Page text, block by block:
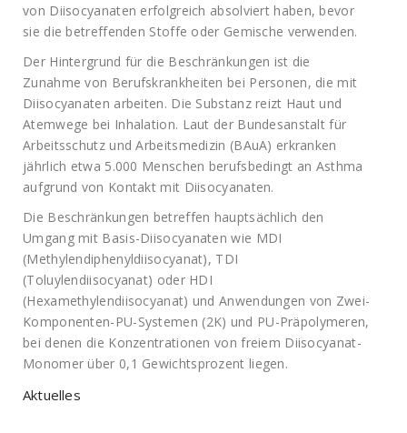
von Diisocyanaten erfolgreich absolviert haben, bevor
sie die betreffenden Stoffe oder Gemische verwenden.
Der Hintergrund für die Beschränkungen ist die
Zunahme von Berufskrankheiten bei Personen, die mit
Diisocyanaten arbeiten. Die Substanz reizt Haut und
Atemwege bei Inhalation. Laut der Bundesanstalt für
Arbeitsschutz und Arbeitsmedizin (BAuA) erkranken
jährlich etwa 5.000 Menschen berufsbedingt an Asthma
aufgrund von Kontakt mit Diisocyanaten.
Die Beschränkungen betreffen hauptsächlich den
Umgang mit Basis-Diisocyanaten wie MDI
(Methylendiphenyldiisocyanat), TDI
(Toluylendiisocyanat) oder HDI
(Hexamethylendiisocyanat) und Anwendungen von Zwei-
Komponenten-PU-Systemen (2K) und PU-Präpolymeren,
bei denen die Konzentrationen von freiem Diisocyanat-
Monomer über 0,1 Gewichtsprozent liegen.
Aktuelles